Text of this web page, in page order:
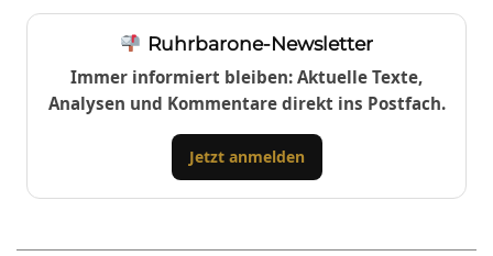
Ruhrbarone-Newsletter
Immer informiert bleiben: Aktuelle Texte,
Analysen und Kommentare direkt ins Postfach.
Jetzt anmelden